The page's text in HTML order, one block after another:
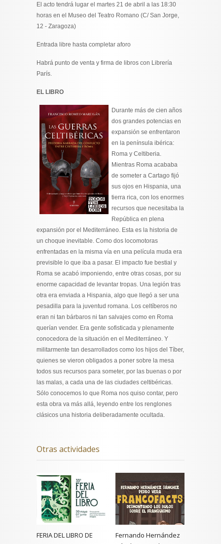
El acto tendrá lugar el martes 21 de abril a las 18:30
horas en el Museo del Teatro Romano (C/ San Jorge,
12 - Zaragoza)
Entrada libre hasta completar aforo
Habrá punto de venta y firma de libros con Librería
París.
EL LIBRO
Durante más de cien años
dos grandes potencias en
expansión se enfrentaron
en la península ibérica:
Roma y Celtiberia.
Mientras Roma acababa
de someter a Cartago fijó
sus ojos en Hispania, una
tierra rica, con los enormes
recursos que necesitaba la
República en plena
expansión por el Mediterráneo. Esta es la historia de
un choque inevitable. Como dos locomotoras
enfrentadas en la misma vía en una película muda era
previsible lo que iba a pasar. El impacto fue bestial y
Roma se acabó imponiendo, entre otras cosas, por su
enorme capacidad de levantar tropas. Una legión tras
otra era enviada a Hispania, algo que llegó a ser una
pesadilla para la juventud romana. Los celtíberos no
eran ni tan bárbaros ni tan salvajes como en Roma
querían vender. Era gente sofisticada y plenamente
conocedora de la situación en el Mediterráneo. Y
militarmente tan desarrollados como los hijos del Tíber,
quienes se vieron obligados a poner sobre la mesa
todos sus recursos para someter, por las buenas o por
las malas, a cada una de las ciudades celtibéricas.
Sólo conocemos lo que Roma nos quiso contar, pero
esta obra va más allá, leyendo entre los renglones
clásicos una historia deliberadamente ocultada.
Otras actividades
FERIA DEL LIBRO DE
Fernando Hernández